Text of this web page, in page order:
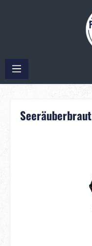
Seeräuberbraut